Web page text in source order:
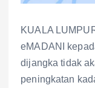
KUALA
eMADANI
dijangka tidak
peningkatan